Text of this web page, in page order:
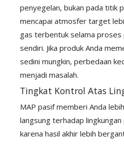
penyegelan, bukan pada titik
mencapai atmosfer target
gas terbentuk selama proses
sendiri. Jika produk Anda
sedini mungkin, perbedaan
menjadi masalah.
Tingkat Kontrol Atas
MAP pasif memberi Anda
langsung terhadap
karena hasil akhir lebih